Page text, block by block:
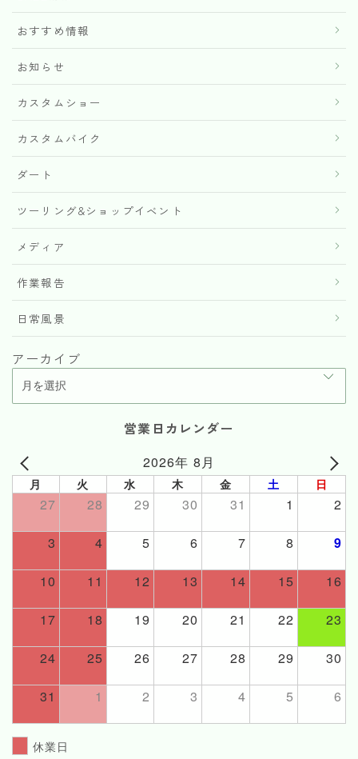
おすすめ情報
お知らせ
カスタムショー
カスタムバイク
ダート
ツーリング&ショップイベント
メディア
作業報告
日常風景
アーカイブ
営業日カレンダー
2026年 8月
月 火 水 木 金 土 日
27 28 29 30 31 1 2
3 4 5 6 7 8 9
10 11 12 13 14 15 16
17 18 19 20 21 22 23
24 25 26 27 28 29 30
31 1 2 3 4 5 6
休業日